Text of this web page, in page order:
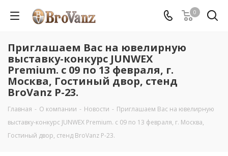
0
Приглашаем Вас на ювелирную
выставку-конкурс JUNWEX
Premium. с 09 по 13 февраля, г.
Москва, Гостиный двор, стенд
BroVanz Р-23.
Главная - О компании - Новости - Приглашаем Вас на ювелирную
выставку-конкурс JUNWEX Premium. с 09 по 13 февраля, г. Москва,
Гостиный двор, стенд BroVanz Р-23.